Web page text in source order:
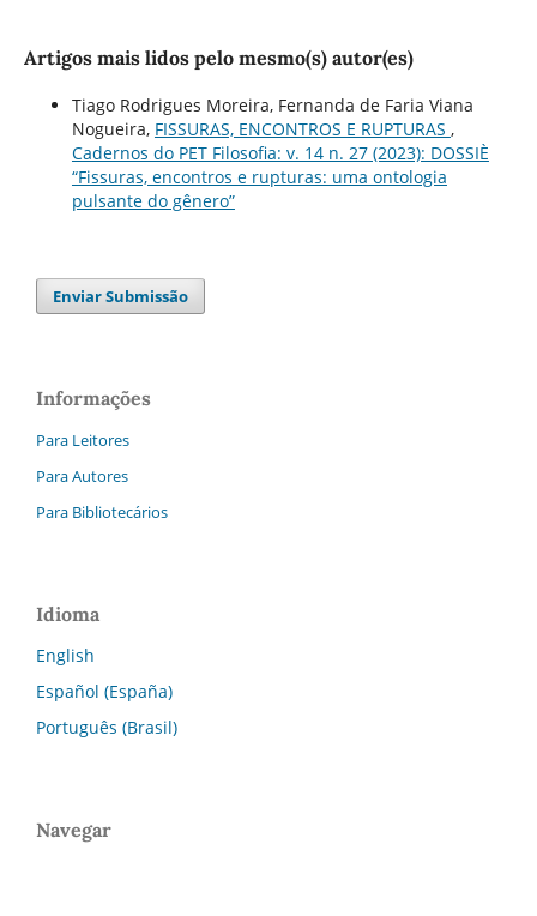
Artigos mais lidos pelo mesmo(s) autor(es)
Tiago Rodrigues Moreira, Fernanda de Faria Viana
Nogueira, FISSURAS, ENCONTROS E RUPTURAS ,
Cadernos do PET Filosofia: v. 14 n. 27 (2023): DOSSIÈ
“Fissuras, encontros e rupturas: uma ontologia
pulsante do gênero”
Enviar Submissão
Informações
Para Leitores
Para Autores
Para Bibliotecários
Idioma
English
Español (España)
Português (Brasil)
Navegar